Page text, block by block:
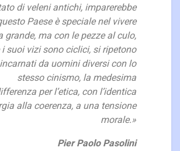
di veleni antichi, imparerebbe
Paese è speciale nel vivere
grande, ma con le pezze al culo,
i suoi vizi sono ciclici, si ripetono
incarnati da uomini diversi con lo
stesso cinismo, la medesima
per l’etica, con l’identica
alla coerenza, a una tensione
morale.»
Pier Paolo Pasolini